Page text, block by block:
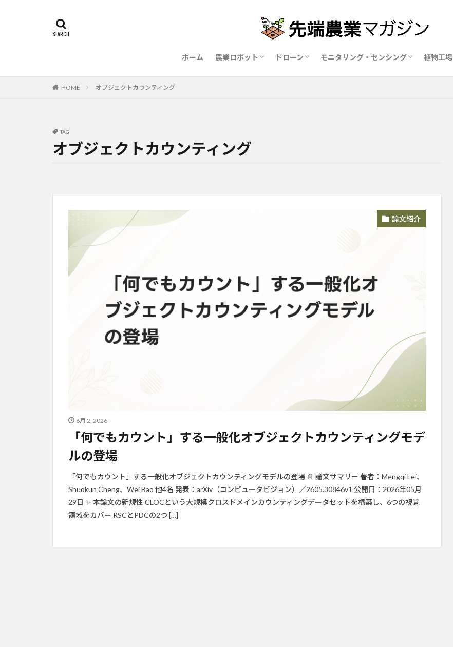
ホーム 農業ロボット
農業ロボットメーカー比較15社
ドローン
ドローン農薬散布の代行業者比較
ハウス用遮光剤・遮熱剤の比較
モニタリング・センシング
農業用環境制御システム比較
植物工場
HOME オブジェクトカウンティング
TAG
オブジェクトカウンティング
論文紹介
6月 2, 2026
「何でもカウント」する一般化オブジェクトカウンティングモデ
ルの登場
「何でもカウント」する一般化オブジェクトカウンティングモデルの登場 📄 論文サマリー 著者：Mengqi Lei、
Shuokun Cheng、Wei Bao 他4名 発表：arXiv（コンピュータビジョン）／2605.30846v1 公開日：2026年05月
29日 ✨ 本論文の新規性 CLOCという大規模クロスドメインカウンティングデータセットを構築し、6つの視覚
領域をカバー RSCとPDCの2つ […]